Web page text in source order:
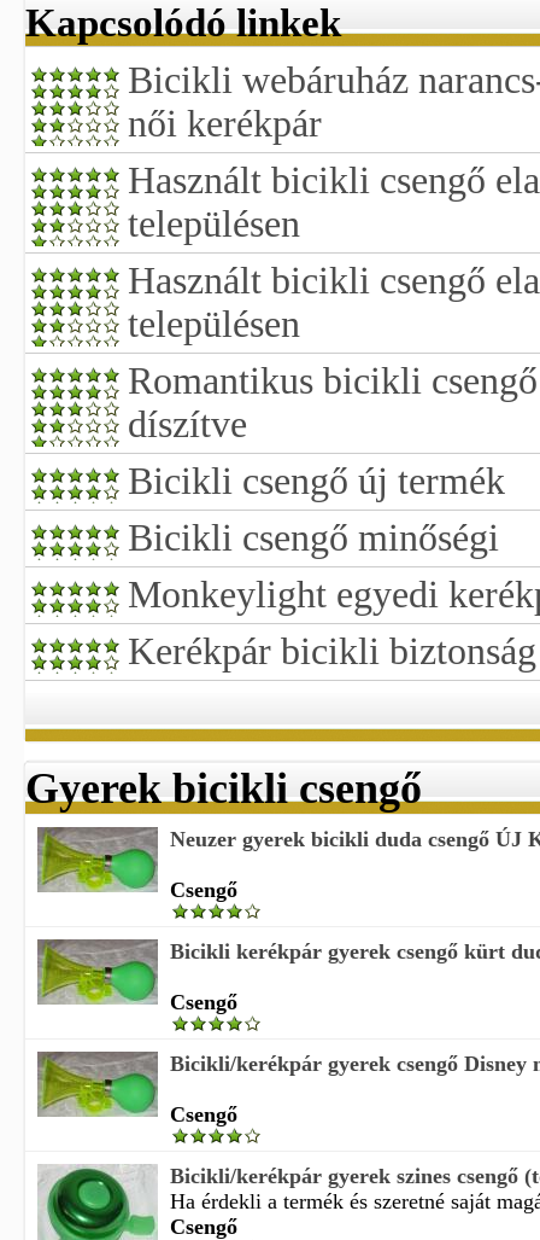
Kapcsolódó linkek
Bicikli webáruház
női kerékpár
Használt bicikli csengő
településen
Használt bicikli csengő
településen
Romantikus bicikli
díszítve
Bicikli csengő új termék
Bicikli csengő minőségi
Monkeylight egyedi
Kerékpár bicikli
Gyerek bicikli csengő
Neuzer gyerek bicikli duda csengő ÚJ
Csengő
Bicikli kerékpár gyerek csengő kürt
Csengő
Bicikli/kerékpár gyerek csengő Disney
Csengő
Bicikli/kerékpár gyerek szines csengő
Ha érdekli a termék és szeretné saját
Csengő